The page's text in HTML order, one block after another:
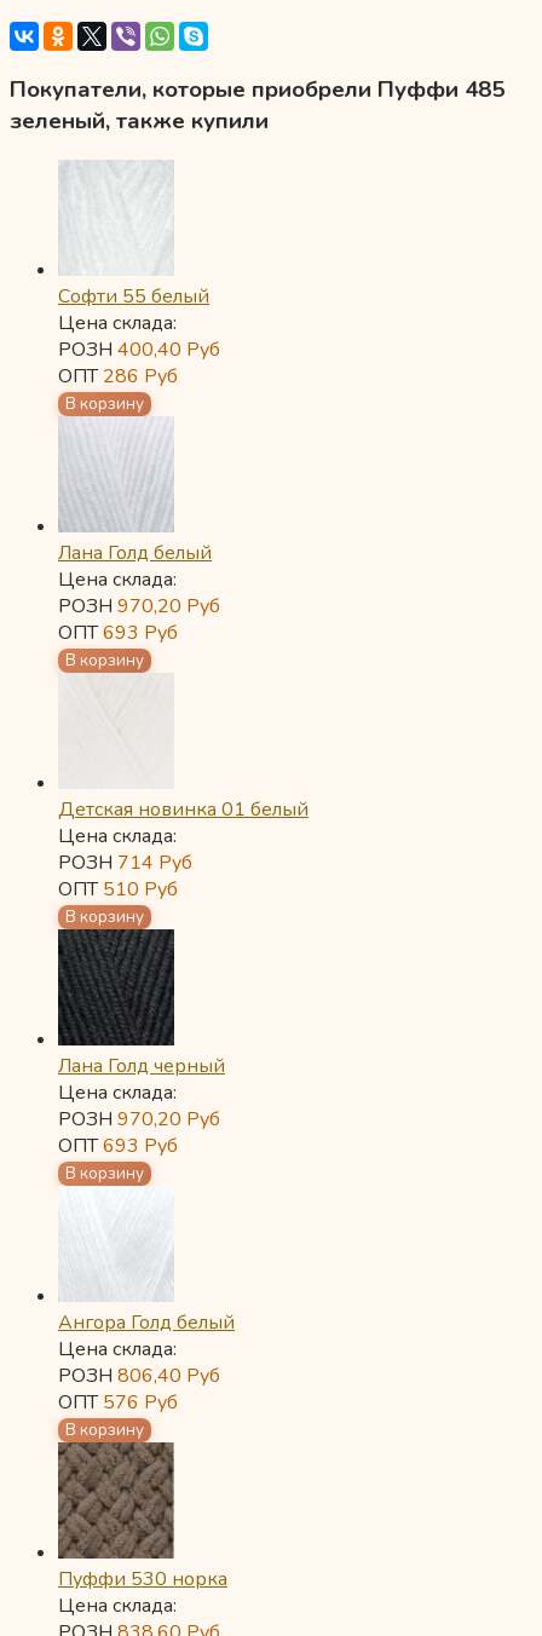
Покупатели, которые приобрели Пуффи 485
зеленый, также купили
Софти 55 белый
Цена склада:
РОЗН 400,40 Руб
ОПТ286 Руб
Лана Голд белый
Цена склада:
РОЗН 970,20 Руб
ОПТ693 Руб
Детская новинка 01 белый
Цена склада:
РОЗН 714 Руб
ОПТ510 Руб
Лана Голд черный
Цена склада:
РОЗН 970,20 Руб
ОПТ693 Руб
Ангора Голд белый
Цена склада:
РОЗН 806,40 Руб
ОПТ576 Руб
Пуффи 530 норка
Цена склада: